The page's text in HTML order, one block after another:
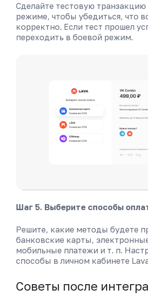
Сделайте тестовую
режиме, чтобы убедиться, что
корректно. Если тест прошел
переходить в боевой режим.
Шаг 5. Выберите способы
Решите, какие методы будете
банковские карты,
мобильные платежи и т. п.
способы в личном кабинете
Советы после